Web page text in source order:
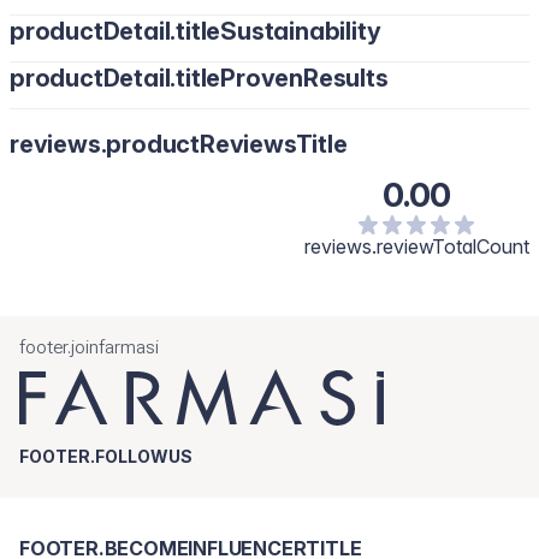
productDetail.titleSustainability
productDetail.titleProvenResults
reviews.productReviewsTitle
0.00
reviews.reviewTotalCount
footer.joinfarmasi
FOOTER.FOLLOWUS
FOOTER.BECOMEINFLUENCERTITLE